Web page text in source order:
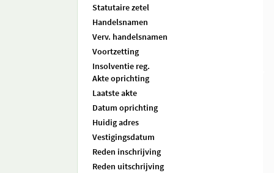
Statutaire zetel
Handelsnamen
Verv. handelsnamen
Voortzetting
Insolventie reg.
Akte oprichting
Laatste akte
Datum oprichting
Huidig adres
Vestigingsdatum
Reden inschrijving
Reden uitschrijving